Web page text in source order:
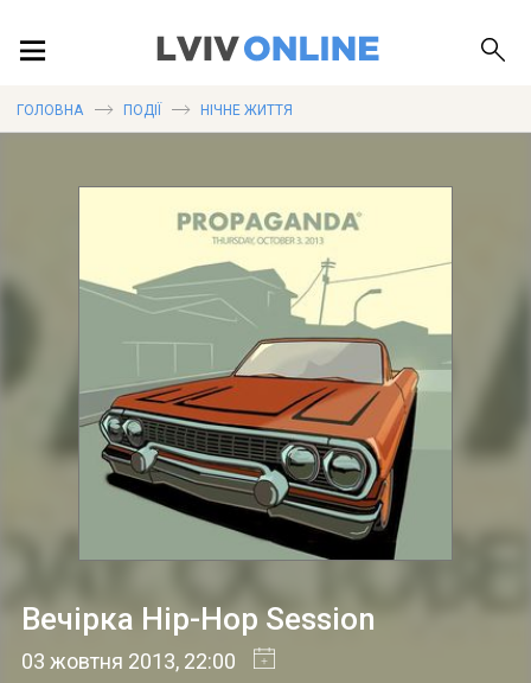
ПУБЛІКАЦІЇ
ДОВІДКА
ГОЛОВНА ПОДІЇ НІЧНЕ ЖИТТЯ
Вечірка Hip-Hop Session
03 жовтня 2013, 22:00